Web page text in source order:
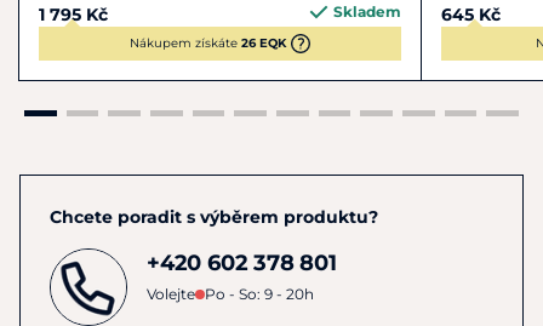
1 795 Kč Skladem
Nákupem získáte 26 EQK
645 Kč
Chcete poradit s výběrem produktu?
+420 602 378 801
Volejte Po - So: 9 - 20h